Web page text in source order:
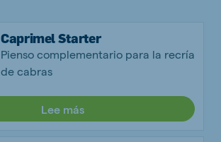
Caprimel Starter
Pienso complementario para la recría
de cabras
Lee más